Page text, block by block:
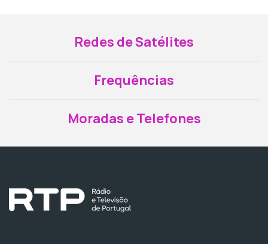
Redes de Satélites
Frequências
Moradas e Telefones